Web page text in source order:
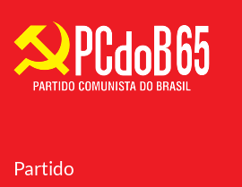
Partido